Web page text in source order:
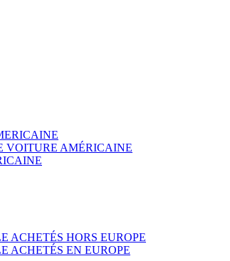
VOITURE AMÉRICAINE
ACHETÉS HORS EUROPE
ACHETÉS EN EUROPE